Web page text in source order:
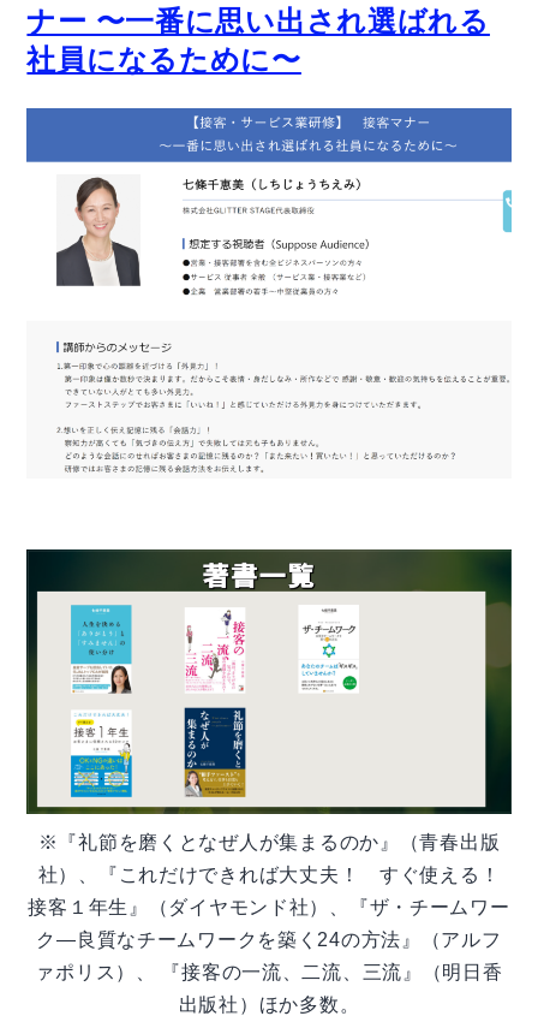
ナー 〜一番に思い出され選ばれる
社員になるために〜
※『礼節を磨くとなぜ人が集まるのか』（青春出版
社）、『これだけできれば大丈夫！ すぐ使える！
接客１年生』（ダイヤモンド社）、『ザ・チームワー
ク―良質なチームワークを築く24の方法』（アルフ
ァポリス）、 『接客の一流、二流、三流』（明日香
出版社）ほか多数。